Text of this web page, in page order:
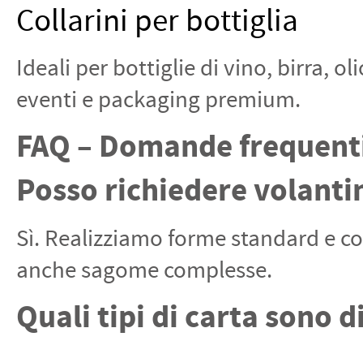
Collarini per bottiglia
Ideali per bottiglie di vino, birra,
eventi e packaging premium.
FAQ – Domande
Posso richiedere
Sì. Realizziamo forme standard e
anche sagome complesse.
Quali tipi di carta sono